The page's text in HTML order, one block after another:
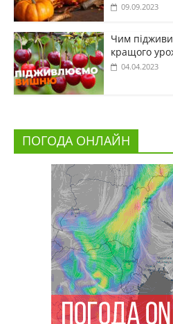
09.09.2023
Чим
кращого
04.04.2023
ПОГОДА ОНЛАЙН